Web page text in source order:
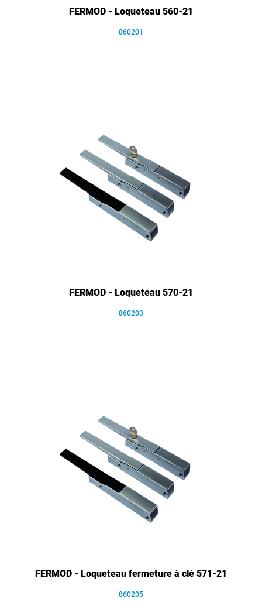
FERMOD - Loqueteau 560-21
860201
FERMOD - Loqueteau 570-21
860203
FERMOD - Loqueteau fermeture à clé 571-21
860205